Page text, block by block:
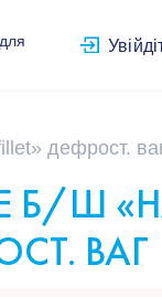
дефрост.
Ш
ВАГ